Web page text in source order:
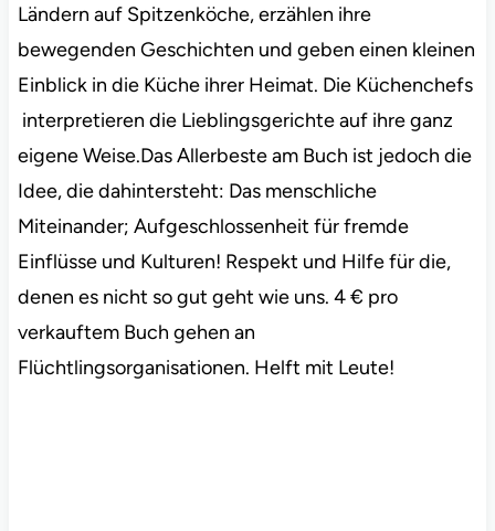
Ländern auf Spitzenköche, erzählen ihre
bewegenden Geschichten und geben einen kleinen
Einblick in die Küche ihrer Heimat. Die Küchenchefs
interpretieren die Lieblingsgerichte auf ihre ganz
eigene Weise.Das Allerbeste am Buch ist jedoch die
Idee, die dahintersteht: Das menschliche
Miteinander; Aufgeschlossenheit für fremde
Einflüsse und Kulturen! Respekt und Hilfe für die,
denen es nicht so gut geht wie uns. 4 € pro
verkauftem Buch gehen an
Flüchtlingsorganisationen. Helft mit Leute!